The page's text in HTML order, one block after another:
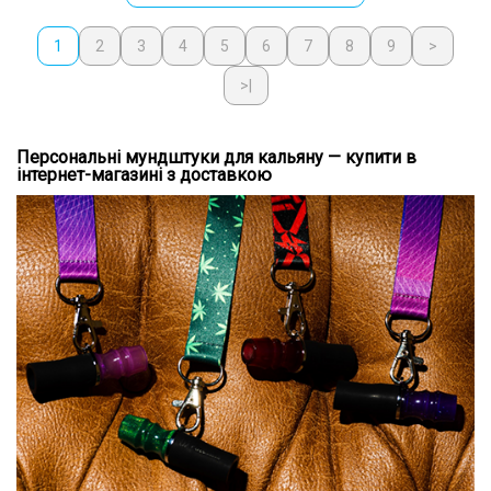
1 2 3 4 5 6 7 8 9 >
>|
Персональні мундштуки для кальяну — купити в
інтернет-магазині з доставкою